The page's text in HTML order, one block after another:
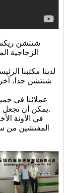
شنتشن
الزجاجية
لدينا مكتبنا
شنتشن جدا،
عملائنا في
يمكن أن تجعل من المنتج إلى أسرع سرعة للوصول إلى يديك.
في الآونة
المفتشين من